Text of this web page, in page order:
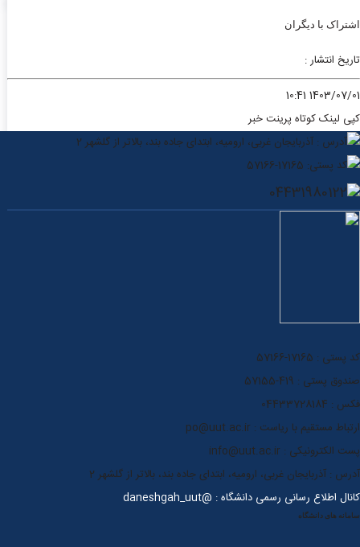
اشتراک با دیگران
تاریخ انتشار :
1403/07/01 10:41
کپی لینک کوتاه پرینت خبر
آدرس : آذربایجان غربی، ارومیه، ابتدای جاده بند، بالاتر از گلشهر 2
کد پستی: 17165-57166
04431980122
کد پستی : 17165-57166
صندوق پستی : 419-57155
فکس : 04433728184
ارتباط مستقیم با ریاست : po@uut.ac.ir
پست الکترونیکی : info@uut.ac.ir
آدرس : آذربایجان غربی، ارومیه، ابتدای جاده بند، بالاتر از گلشهر 2
کانال اطلاع رسانی رسمی دانشگاه : @daneshgah_uut
سامانه های دانشگاه